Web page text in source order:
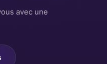
avec une